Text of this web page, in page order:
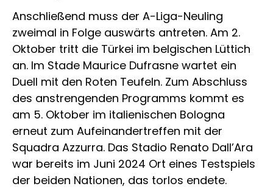
Anschließend muss der A-Liga-Neuling
zweimal in Folge auswärts antreten. Am 2.
Oktober tritt die Türkei im belgischen Lüttich
an. Im Stade Maurice Dufrasne wartet ein
Duell mit den Roten Teufeln. Zum Abschluss
des anstrengenden Programms kommt es
am 5. Oktober im italienischen Bologna
erneut zum Aufeinandertreffen mit der
Squadra Azzurra. Das Stadio Renato Dall’Ara
war bereits im Juni 2024 Ort eines Testspiels
der beiden Nationen, das torlos endete.